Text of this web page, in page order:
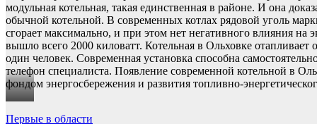
модульная котельная, такая единственная в районе. И она
обычной котельной. В современных котлах рядовой уголь
сгорает максимально, и при этом нет негативного влияния на
вышло всего 2000 киловатт. Котельная в Ольховке
один человек. Современная установка способна
телефон специалиста. Появление современной котельной в
фондом энергосбережения и развития топливно-
Первые в области